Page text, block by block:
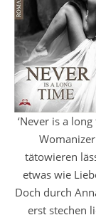
‘Never is a
tätowieren
etwas wie
Doch durch
erst stechen